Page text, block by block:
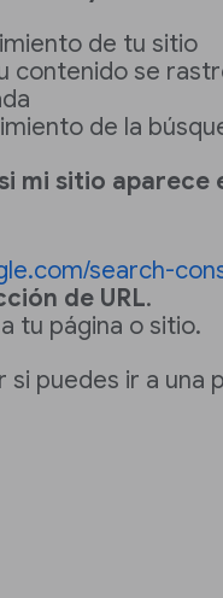
de tu sitio
contenido se
de la
mi sitio aparece
search-
de URL.
tu página o sitio.
si puedes ir a una